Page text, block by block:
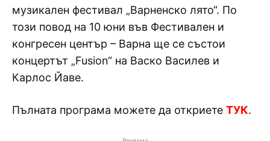
музикален фестивал „Варненско лято“. По
този повод на 10 юни във Фестивален и
конгресен център – Варна ще се състои
концертът „Fusion“ на Васко Василев и
Карлос Йаве.
Пълната програма можете да откриете ТУК.